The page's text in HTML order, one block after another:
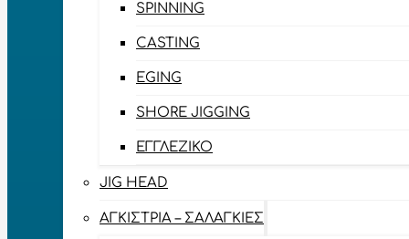
SPINNING
CASTING
EGING
SHORE JIGGING
ΕΓΓΛΈΖΙΚΟ
JIG HEAD
ΑΓΚΊΣΤΡΙΑ – ΣΑΛΑΓΚΙΈΣ